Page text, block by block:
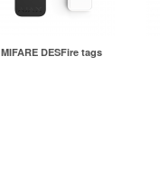
MIFARE DESFire tags